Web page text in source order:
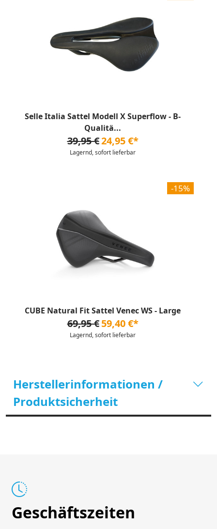
Selle Italia Sattel Modell X Superflow - B-
Qualitä...
39,95 €24,95 €*
Lagernd, sofort lieferbar
-15%
CUBE Natural Fit Sattel Venec WS - Large
69,95 € 59,40 €*
Lagernd, sofort lieferbar
Herstellerinformationen /
Produktsicherheit
Geschäftszeiten